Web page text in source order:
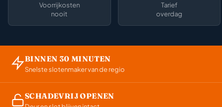
Voorrijkosten
nooit
Tarief
overdag
BINNEN 30 MINUTEN
Snelste slotenmaker van de regio
SCHADEVRIJ OPENEN